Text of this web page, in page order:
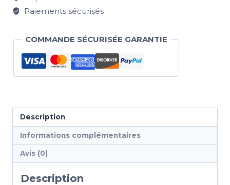
Paiements sécurisés
COMMANDE SÉCURISÉE GARANTIE
Description
Informations complémentaires
Avis (0)
Description